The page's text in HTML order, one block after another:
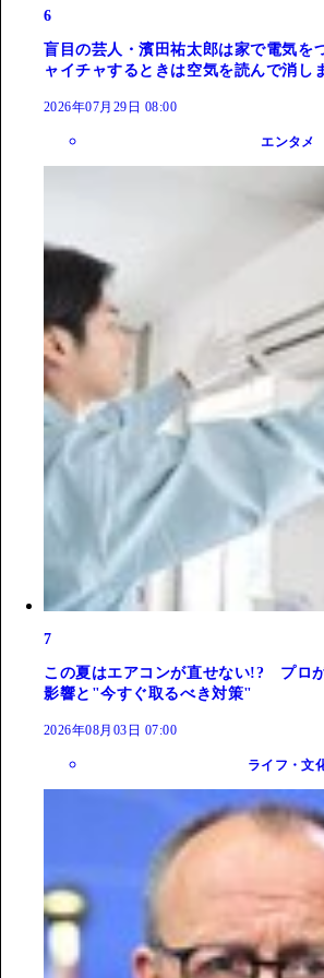
6
盲目の芸人・濱田祐太郎は家で電気を
ャイチャするときは空気を読んで消し
2026年07月29日 08:00
エンタメ
7
この夏はエアコンが直せない!? プロ
影響と"今すぐ取るべき対策"
2026年08月03日 07:00
ライフ・文